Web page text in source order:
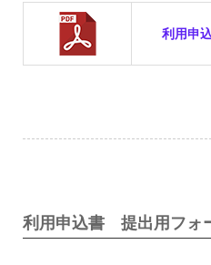
利用申
利用申込書 提出用フォ